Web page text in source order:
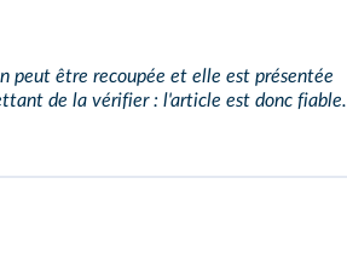
peut être recoupée et elle est présentée
de la vérifier : l'article est donc fiable.